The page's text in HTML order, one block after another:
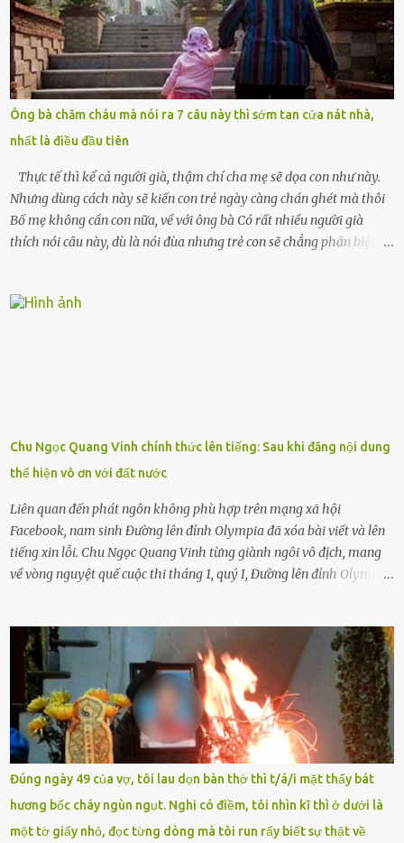
Tiếng cánh cửa đóng lại, vang lên như một bản án lạnh lùng. Tôi
đứng chết lặng giữa cơn mưa, không biết đi đâu, về đâu. Bố mẹ tôi
mất sớm. Tôi chẳng có anh chị em. Họ hàng cũng thưa thớt, chẳng
ai thân thiết đến mức có thể mở lòng cho tôi tá túc. Bạn bè? Ai cũng
bận rộn với gia đình riêng của họ. Tôi đã từng đặt cược cả thanh
xuân vào người chồng ấy – và giờ, tôi chỉ còn lại chính mình. Tôi lên
chiếc xe buýt cuối ngày, trốn chạy khỏi thành phố và nỗi đau. Tôi v...
Ông bà chăm cháu mà nói ra 7 câu này thì sớm tan cửa nát nhà,
nhất là điều đầu tiên
Thực tế thì kể cả người già, thậm chí cha mẹ sẽ dọa con như này.
Nhưng dùng cách này sẽ kiến con trẻ ngày càng chán ghét mà thôi
Bố mẹ không cần con nữa, về với ông bà Có rất nhiều người già
thích nói câu này, dù là nói đùa nhưng trẻ con sẽ chẳng phân biệt
khuyên nhủ con thật cẩn thận. Nếu cháu không nghe lời, cảnh sát
để được giúp đỡ thì có thể sẽ bỏ lỡ cơ hội và gặp nguy hiểm. Trẻ con
có biết gì đâu Nhiều người cứ coi trẻ còn nhỏ nên dù có phạm sai
lầm, thì họ cũng không trách mắng. Nhưng nếu người lớn tuổi
không dạy con cẩn...
Chu Ngọc Quang Vinh chính thức lên tiếng: Sau khi đăng nội dung
thể hiện vô ơn với đất nước
Liên quan đến phát ngôn không phù hợp trên mạng xã hội
Facebook, nam sinh Đường lên đỉnh Olympia đã xóa bài viết và lên
tiếng xin lỗi. Chu Ngọc Quang Vinh từng giành ngôi vô địch, mang
về vòng nguyệt quế cuộc thi tháng 1, quý I, Đường lên đỉnh Olympia.
chưa phù hợp, gây xôn xao, bức xúc trong dư luận. Ngay sau đó,
Trường THPT Chuyên Nguyễn Tất Thành báo cáo xác nhận tài
khoản Chu Vinh là của học sinh Chu Ngọc Quang Vinh, lớp 12 Anh
của nhà trường. Nam sinh này từng giành ngôi vô địch, mang về
vòng nguyệt quế cuộc thi tháng 1, quý I, Đường lên đỉnh Olympia
năm thứ 24. Quá trình giáo dục, học sinh Chu Ngọc Quang Vinh đã
nhận thức được nội dung bài viết của bản thân trên mạng xã hội
ngày 1.9 là chưa phù hợp nên đã chủ động gỡ bài viết và đăng bài
xin lỗi trên trang Facebook cá nhân. Chu Ngọc Quang Vinh làm việc
với cơ quan chức năng. Ảnh: Đơn vị cung...
Đúng ngày 49 của vợ, tôi lau dọn bàn thờ thì t/á/i mặt thấy bát
hương bốc cháy ngùn ngụt. Nghi có điềm, tôi nhìn kĩ thì ở dưới là
một tờ giấy nhỏ, đọc từng dòng mà tôi run rẩy biết sự thật về